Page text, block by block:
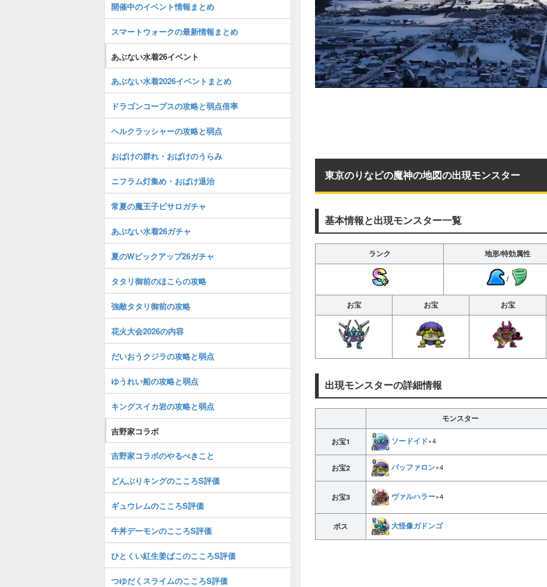
東京のりなピの魔神の地図の出現モンスター
基本情報と出現モンスター一覧
ランク 地形/特効属性
/
お宝 お宝 お宝
出現モンスターの詳細情報
モンスター
お宝1 ソードイド×4
お宝2 バッファロン×4
お宝3 ヴァルハラー×4
ボス 大怪像ガドンゴ
開催中のイベント情報まとめ
スマートウォークの最新情報まとめ
あぶない水着26イベント
あぶない水着2026イベントまとめ
ドラゴンコープスの攻略と弱点倍率
ヘルクラッシャーの攻略と弱点
おばけの群れ・おばけのうらみ
ニフラム灯集め・おばけ退治
常夏の魔王子ピサロガチャ
あぶない水着26ガチャ
夏のWピックアップ26ガチャ
タタリ御前のほこらの攻略
強敵タタリ御前の攻略
花火大会2026の内容
だいおうクジラの攻略と弱点
ゆうれい船の攻略と弱点
キングスイカ岩の攻略と弱点
吉野家コラボ
吉野家コラボのやるべきこと
どんぶりキングのこころS評価
ギュウレムのこころS評価
牛丼デーモンのこころS評価
ひとくい紅生姜ばこのこころS評価
つゆだくスライムのこころS評価